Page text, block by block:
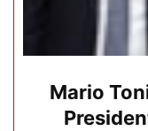
Mario